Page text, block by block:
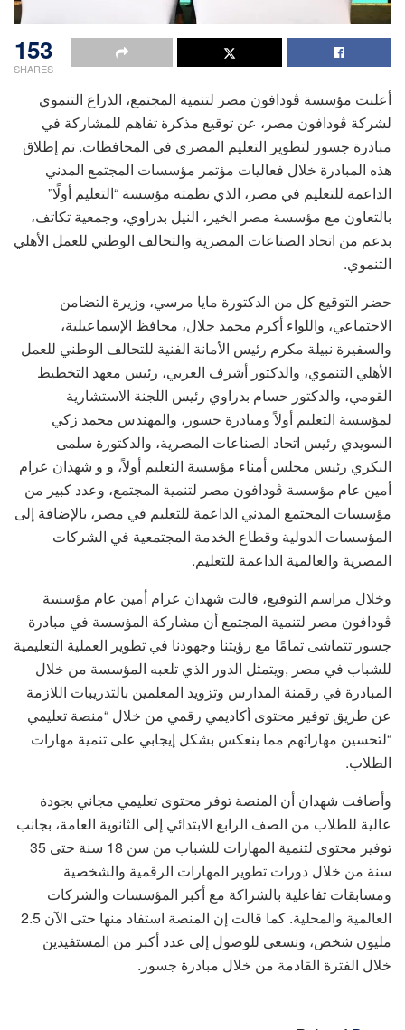
153
SHARES
أعلنت مؤسسة ڤودافون مصر لتنمية المجتمع، الذراع التنموي
لشركة ڤودافون مصر، عن توقيع مذكرة تفاهم للمشاركة في
مبادرة جسور لتطوير التعليم المصري في المحافظات. تم إطلاق
هذه المبادرة خلال فعاليات مؤتمر مؤسسات المجتمع المدني
الداعمة للتعليم في مصر، الذي نظمته مؤسسة “التعليم أولًا”
بالتعاون مع مؤسسة مصر الخير، النيل بدراوي، وجمعية تكاتف،
بدعم من اتحاد الصناعات المصرية والتحالف الوطني للعمل الأهلي
التنموي.
حضر التوقيع كل من الدكتورة مايا مرسي، وزيرة التضامن
الاجتماعي، واللواء أكرم محمد جلال، محافظ الإسماعيلية،
والسفيرة نبيلة مكرم رئيس الأمانة الفنية للتحالف الوطني للعمل
الأهلي التنموي، والدكتور أشرف العربي، رئيس معهد التخطيط
القومي، والدكتور حسام بدراوي رئيس اللجنة الاستشارية
لمؤسسة التعليم أولاً ومبادرة جسور، والمهندس محمد زكي
السويدي رئيس اتحاد الصناعات المصرية، والدكتورة سلمى
البكري رئيس مجلس أمناء مؤسسة التعليم أولاً، و و شهدان عرام
أمين عام مؤسسة ڤودافون مصر لتنمية المجتمع، وعدد كبير من
مؤسسات المجتمع المدني الداعمة للتعليم في مصر، بالإضافة إلى
المؤسسات الدولية وقطاع الخدمة المجتمعية في الشركات
المصرية والعالمية الداعمة للتعليم.
وخلال مراسم التوقيع، قالت شهدان عرام أمين عام مؤسسة
ڤودافون مصر لتنمية المجتمع أن مشاركة المؤسسة في مبادرة
جسور تتماشى تمامًا مع رؤيتنا وجهودنا في تطوير العملية التعليمية
للشباب في مصر ,ويتمثل الدور الذي تلعبه المؤسسة من خلال
المبادرة في رقمنة المدارس وتزويد المعلمين بالتدريبات اللازمة
عن طريق توفير محتوى أكاديمي رقمي من خلال “منصة تعليمي
“لتحسين مهاراتهم مما ينعكس بشكل إيجابي على تنمية مهارات
الطلاب.
وأضافت شهدان أن المنصة توفر محتوى تعليمي مجاني بجودة
عالية للطلاب من الصف الرابع الابتدائي إلى الثانوية العامة، بجانب
توفير محتوى لتنمية المهارات للشباب من سن 18 سنة حتى 35
سنة من خلال دورات تطوير المهارات الرقمية والشخصية
ومسابقات تفاعلية بالشراكة مع أكبر المؤسسات والشركات
العالمية والمحلية. كما قالت إن المنصة استفاد منها حتى الآن 2.5
مليون شخص، ونسعى للوصول إلى عدد أكبر من المستفيدين
خلال الفترة القادمة من خلال مبادرة جسور.